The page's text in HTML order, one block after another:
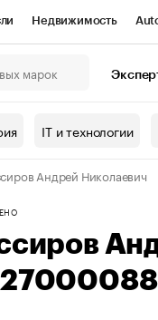
Недвижимость
контрагентов
IT и технологии
Андрей Николаевич